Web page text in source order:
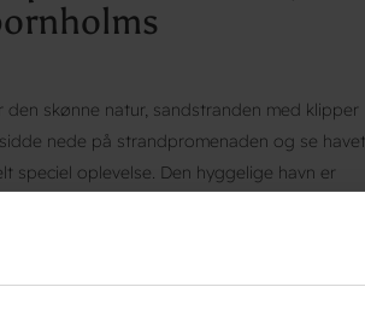
skønne natur, sandstranden med klipper
nede på strandpromenaden og se havet
speciel oplevelse. Den hyggelige havn er
et nedlagt røgeri, hvor man kan købe
største attraktion findes bare 2 km
her